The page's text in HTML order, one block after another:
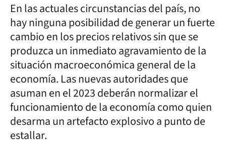
En las actuales circunstancias del país, no
hay ninguna posibilidad de generar un fuerte
cambio en los precios relativos sin que se
produzca un inmediato agravamiento de la
situación macroeconómica general de la
economía. Las nuevas autoridades que
asuman en el 2023 deberán normalizar el
funcionamiento de la economía como quien
desarma un artefacto explosivo a punto de
estallar.